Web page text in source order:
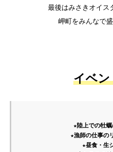
最後はみさきオイス
岬町をみんなで
イベン
★陸上での牡